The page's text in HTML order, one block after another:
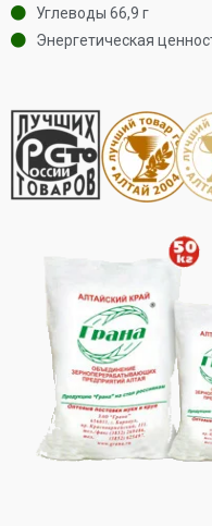
Углеводы 66,9 г
Энергетическая